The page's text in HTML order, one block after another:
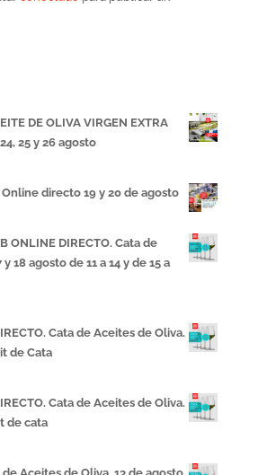
DE OLIVA VIRGEN EXTRA
25 y 26 agosto
Online directo 19 y 20 de agosto
ONLINE DIRECTO. Cata de
18 agosto de 11 a 14 y de 15 a
Cata de Aceites de Oliva.
de Cata
Cata de Aceites de Oliva.
de cata